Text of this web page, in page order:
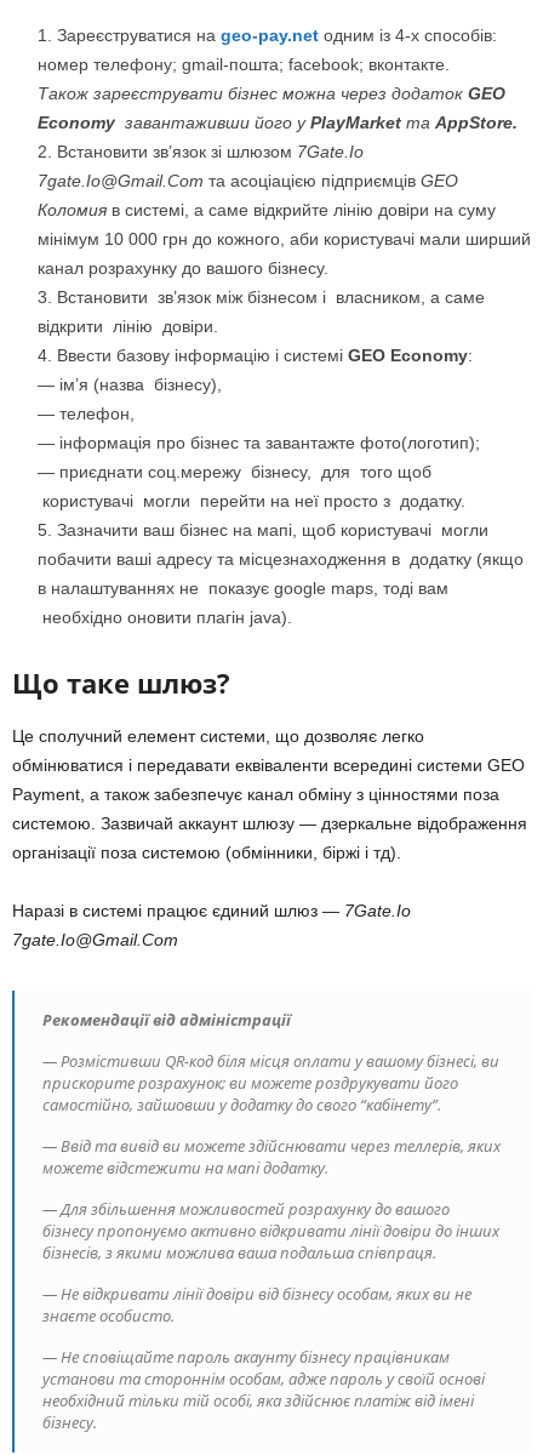
Зареєструватися на geo-pay.net одним із 4-х способів:
номер телефону; gmail-пошта; facebook; вконтакте.
Також зареєструвати бізнес можна через додаток GEO
Economy завантаживши його уPlayMarket та AppStore.
Встановити зв’язок зі шлюзом 7Gate.Io
7gate.Io@Gmail.Com та асоціацією підприємців GEO
Коломия в системі, а саме відкрийте лінію довіри на суму
мінімум 10 000 грн до кожного, аби користувачі мали ширший
канал розрахунку до вашого бізнесу.
Встановити зв’язок між бізнесом і власником, а саме
відкрити лінію довіри.
Ввести базову інформацію і системі GEO Economy:
— ім’я (назва бізнесу),
— телефон,
— інформація про бізнес та завантажте фото(логотип);
— приєднати соц.мережу бізнесу, для того щоб
користувачі могли перейти на неї просто з додатку.
Зазначити ваш бізнес на мапі, щоб користувачі могли
побачити ваші адресу та місцезнаходження в додатку (якщо
в налаштуваннях не показує google maps, тоді вам
необхідно оновити плагін java).
Що таке шлюз?
Це сполучний елемент системи, що дозволяє легко
обмінюватися і передавати еквіваленти всередині системи GEO
Payment, а також забезпечує канал обміну з цінностями поза
системою. Зазвичай аккаунт шлюзу — дзеркальне відображення
організації поза системою (обмінники, біржі і тд).
Наразі в системі працює єдиний шлюз — 7Gate.Io
7gate.Io@Gmail.Com
Рекомендації від адміністрації
— Розмістивши QR-код біля місця оплати у вашому бізнесі, ви
прискорите розрахунок; ви можете роздрукувати його
самостійно, зайшовши у додатку до свого “кабінету”.
— Ввід та вивід ви можете здійснювати через теллерів, яких
можете відстежити на мапі додатку.
— Для збільшення можливостей розрахунку до вашого
бізнесу пропонуємо активно відкривати лінії довіри до інших
бізнесів, з якими можлива ваша подальша співпраця.
— Не відкривати лінії довіри від бізнесу особам, яких ви не
знаєте особисто.
— Не сповіщайте пароль акаунту бізнесу працівникам
установи та стороннім особам, адже пароль у своїй основі
необхідний тільки тій особі, яка здійснює платіж від імені
бізнесу.